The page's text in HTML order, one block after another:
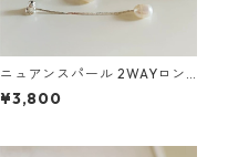
ニュアンスパール 2WAYロン
グチェーンピアス：676
¥3,800